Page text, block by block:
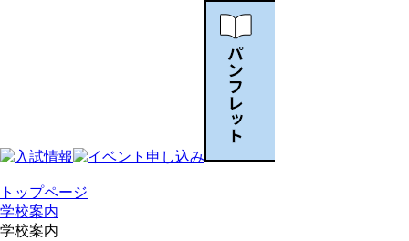
トップページ
学校案内
学校案内